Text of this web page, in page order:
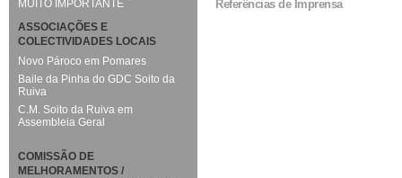
Referências de Imprensa
MUITO IMPORTANTE
ASSOCIAÇÕES E
COLECTIVIDADES LOCAIS
Novo Pároco em Pomares
Baile da Pinha do GDC Soito da
Ruiva
C.M. Soito da Ruiva em
Assembleia Geral
COMISSÃO DE
MELHORAMENTOS /